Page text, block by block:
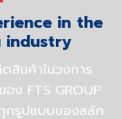
in the
industry
สินค้าในวงการ
ง FTS GROUP
กรูปแบบของสลัก